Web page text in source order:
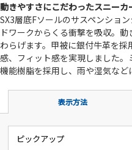
動きやすさにこだわったスニーカ
SX3層底Fソールのサスペンショ
ドワークからくる衝撃を吸収。
わらげます。甲被に銀付牛革を
感、フィット感を実現しました
機能樹脂を採用し、雨や湿気など
表示方法